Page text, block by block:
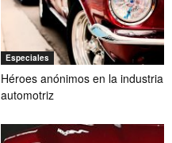
Especiales
Héroes anónimos en la industria
automotriz